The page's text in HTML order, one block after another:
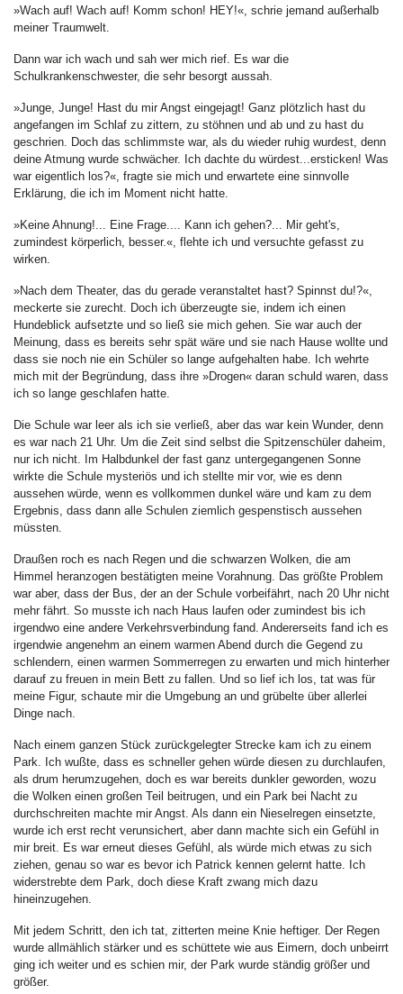
»Wach auf! Wach auf! Komm schon! HEY!«, schrie jemand außerhalb
meiner Traumwelt.
Dann war ich wach und sah wer mich rief. Es war die
Schulkrankenschwester, die sehr besorgt aussah.
»Junge, Junge! Hast du mir Angst eingejagt! Ganz plötzlich hast du
angefangen im Schlaf zu zittern, zu stöhnen und ab und zu hast du
geschrien. Doch das schlimmste war, als du wieder ruhig wurdest, denn
deine Atmung wurde schwächer. Ich dachte du würdest...ersticken! Was
war eigentlich los?«, fragte sie mich und erwartete eine sinnvolle
Erklärung, die ich im Moment nicht hatte.
»Keine Ahnung!... Eine Frage.... Kann ich gehen?... Mir geht's,
zumindest körperlich, besser.«, flehte ich und versuchte gefasst zu
wirken.
»Nach dem Theater, das du gerade veranstaltet hast? Spinnst du!?«,
meckerte sie zurecht. Doch ich überzeugte sie, indem ich einen
Hundeblick aufsetzte und so ließ sie mich gehen. Sie war auch der
Meinung, dass es bereits sehr spät wäre und sie nach Hause wollte und
dass sie noch nie ein Schüler so lange aufgehalten habe. Ich wehrte
mich mit der Begründung, dass ihre »Drogen« daran schuld waren, dass
ich so lange geschlafen hatte.
Die Schule war leer als ich sie verließ, aber das war kein Wunder, denn
es war nach 21 Uhr. Um die Zeit sind selbst die Spitzenschüler daheim,
nur ich nicht. Im Halbdunkel der fast ganz untergegangenen Sonne
wirkte die Schule mysteriös und ich stellte mir vor, wie es denn
aussehen würde, wenn es vollkommen dunkel wäre und kam zu dem
Ergebnis, dass dann alle Schulen ziemlich gespenstisch aussehen
müssten.
Draußen roch es nach Regen und die schwarzen Wolken, die am
Himmel heranzogen bestätigten meine Vorahnung. Das größte Problem
war aber, dass der Bus, der an der Schule vorbeifährt, nach 20 Uhr nicht
mehr fährt. So musste ich nach Haus laufen oder zumindest bis ich
irgendwo eine andere Verkehrsverbindung fand. Andererseits fand ich es
irgendwie angenehm an einem warmen Abend durch die Gegend zu
schlendern, einen warmen Sommerregen zu erwarten und mich hinterher
darauf zu freuen in mein Bett zu fallen. Und so lief ich los, tat was für
meine Figur, schaute mir die Umgebung an und grübelte über allerlei
Dinge nach.
Nach einem ganzen Stück zurückgelegter Strecke kam ich zu einem
Park. Ich wußte, dass es schneller gehen würde diesen zu durchlaufen,
als drum herumzugehen, doch es war bereits dunkler geworden, wozu
die Wolken einen großen Teil beitrugen, und ein Park bei Nacht zu
durchschreiten machte mir Angst. Als dann ein Nieselregen einsetzte,
wurde ich erst recht verunsichert, aber dann machte sich ein Gefühl in
mir breit. Es war erneut dieses Gefühl, als würde mich etwas zu sich
ziehen, genau so war es bevor ich Patrick kennen gelernt hatte. Ich
widerstrebte dem Park, doch diese Kraft zwang mich dazu
hineinzugehen.
Mit jedem Schritt, den ich tat, zitterten meine Knie heftiger. Der Regen
wurde allmählich stärker und es schüttete wie aus Eimern, doch unbeirrt
ging ich weiter und es schien mir, der Park wurde ständig größer und
größer.